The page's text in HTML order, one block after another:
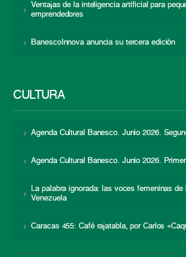
Ventajas de la inteligencia artificial para
emprendedores
BanescoInnova anuncia su tercera edición
CULTURA
Agenda Cultural Banesco. Junio 2026.
Agenda Cultural Banesco. Junio 2026.
La palabra ignorada: las voces femeninas de
Venezuela
Caracas 455: Café rajatabla, por Carlos